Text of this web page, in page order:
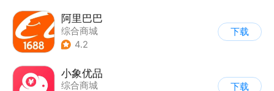
阿里巴巴
综合商城
4.2
下载
小象优品
综合商城
下载